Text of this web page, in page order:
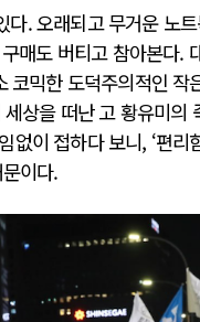
. 오래되고 무거운 노
매도 버티고 참아본다.
코믹한 도덕주의적인
상을 떠난 고 황유미의
이 접하다 보니, ‘편
이다.